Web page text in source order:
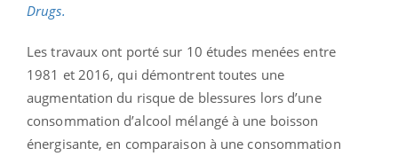
Drugs.
Les travaux ont porté sur 10 études menées entre
1981 et 2016, qui démontrent toutes une
augmentation du risque de blessures lors d’une
consommation d’alcool mélangé à une boisson
énergisante, en comparaison à une consommation